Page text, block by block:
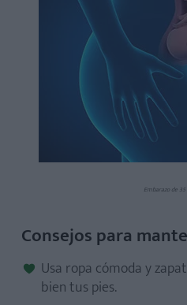
Embarazo de
Consejos para
Usa ropa cómoda y
bien tus pies.